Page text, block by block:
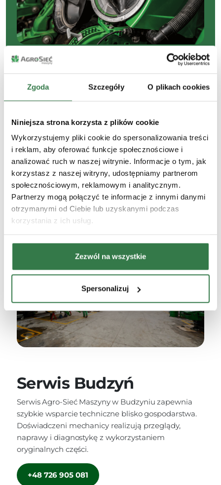
Zgoda Szczegóły O plikach cookies
Niniejsza strona korzysta z plików cookie
Wykorzystujemy pliki cookie do spersonalizowania treści
i reklam, aby oferować funkcje społecznościowe i
analizować ruch w naszej witrynie. Informacje o tym, jak
korzystasz z naszej witryny, udostępniamy partnerom
społecznościowym, reklamowym i analitycznym.
Partnerzy mogą połączyć te informacje z innymi danymi
otrzymanymi od Ciebie lub uzyskanymi podczas
korzystania z ich usług.
Zezwól na wszystkie
Spersonalizuj
Części Budzyń
Magazyn części w oddziale Budzyń obejmuje
certyfikowane John Deere Alternatives. To
sprawdzona jakość, szybka realizacja zamówień i
pewność dopasowania do maszyny.
+48 726 770 093
Serwis Budzyń
Serwis Agro-Sieć Maszyny w Budzyniu zapewnia
szybkie wsparcie techniczne blisko gospodarstwa.
Doświadczeni mechanicy realizują przeglądy,
naprawy i diagnostykę z wykorzystaniem
oryginalnych części.
+48 726 905 081